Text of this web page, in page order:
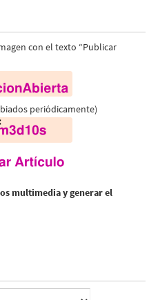
con el texto “Publicar
periódicamente)
multimedia y generar el